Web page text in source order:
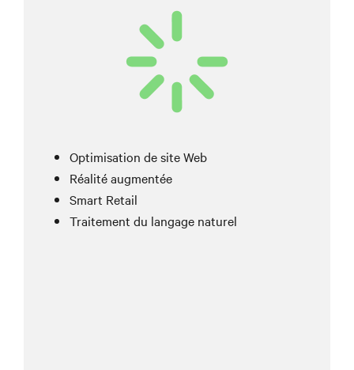
Optimisation de site Web
Réalité augmentée
Smart Retail
Traitement du langage naturel